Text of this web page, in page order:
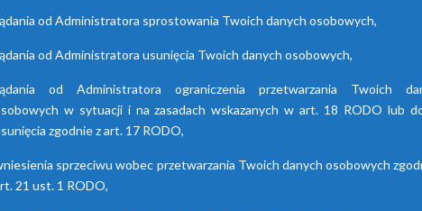
niskimi kosztami eksploatacji,
lato/zima oraz brakiem
od Administratora sprostowania Twoich danych osobowych,
od Administratora usunięcia Twoich danych osobowych,
od Administratora ograniczenia przetwarzania Twoich
w sytuacji i na zasadach wskazanych w art. 18 RODO lub
zgodnie z art. 17 RODO,
sprzeciwu wobec przetwarzania Twoich danych osobowych
21 ust. 1 RODO,